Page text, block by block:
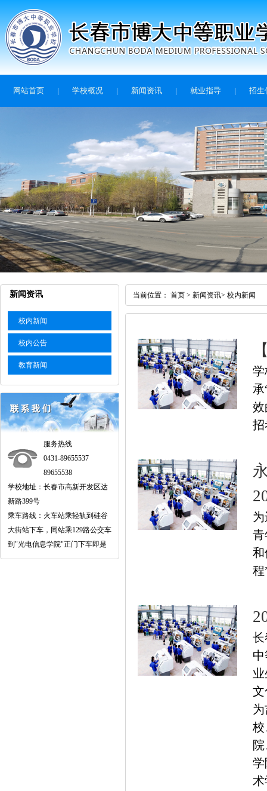
网站首页 | 学校概况 | 新闻资讯 | 就业指导 | 招生
新闻资讯
校内新闻
校内公告
教育新闻
服务热线
0431-89655537
89655538
学校地址：长春市高新开发区达
新路399号
乘车路线：火车站乘轻轨到硅谷
大街站下车，同站乘129路公交车
到"光电信息学院"正门下车即是
当前位置： 首页 > 新闻资讯> 校内新闻
学
承
效
招
青
和
程
长
文
校
学
术